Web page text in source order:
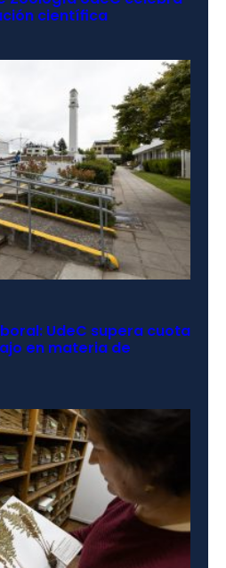
científica
UdeC supera cuota
en materia de